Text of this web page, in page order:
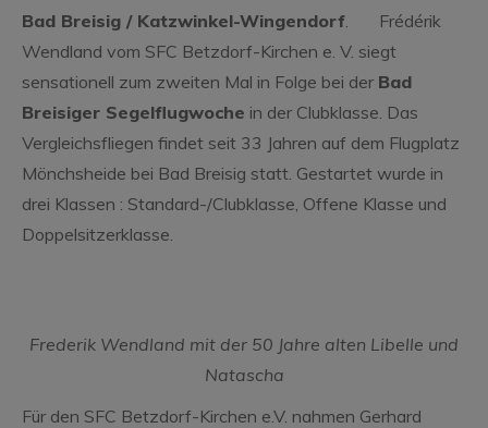
Bad Breisig / Katzwinkel-Wingendorf . Frédérik
Wendland vom SFC Betzdorf-Kirchen e. V. siegt
sensationell zum zweiten Mal in Folge bei der Bad
Breisiger Segelflugwoche in der Clubklasse. Das
Vergleichsfliegen findet seit 33 Jahren auf dem Flugplatz
Mönchsheide bei Bad Breisig statt. Gestartet wurde in
drei Klassen : Standard-/Clubklasse, Offene Klasse und
Doppelsitzerklasse.
Frederik Wendland mit der 50 Jahre alten Libelle und
Natascha
Für den SFC Betzdorf-Kirchen e.V. nahmen Gerhard